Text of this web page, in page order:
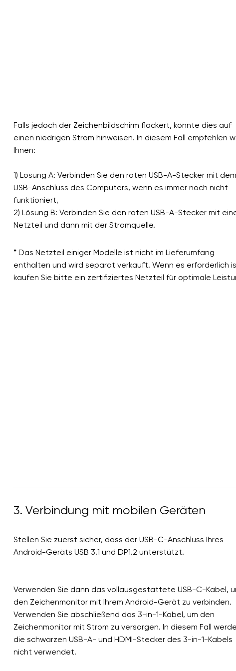
Falls jedoch der Zeichenbildschirm flackert, könnte dies auf
einen niedrigen Strom hinweisen. In diesem Fall empfehlen
Ihnen:
1) Lösung A: Verbinden Sie den roten USB-A-Stecker mit dem
USB-Anschluss des Computers, wenn es immer noch nicht
funktioniert,
2) Lösung B: Verbinden Sie den roten USB-A-Stecker mit
Netzteil und dann mit der Stromquelle.
* Das Netzteil einiger Modelle ist nicht im Lieferumfang
enthalten und wird separat verkauft. Wenn es erforderlich
kaufen Sie bitte ein zertifiziertes Netzteil für optimale
3. Verbindung mit mobilen Geräten
Stellen Sie zuerst sicher, dass der USB-C-Anschluss Ihres
Android-Geräts USB 3.1 und DP1.2 unterstützt.
Verwenden Sie dann das vollausgestattete USB-C-Kabel,
den Zeichenmonitor mit Ihrem Android-Gerät zu verbinden.
Verwenden Sie abschließend das 3-in-1-Kabel, um den
Zeichenmonitor mit Strom zu versorgen. In diesem Fall
die schwarzen USB-A- und HDMI-Stecker des 3-in-1-Kabels
nicht verwendet.